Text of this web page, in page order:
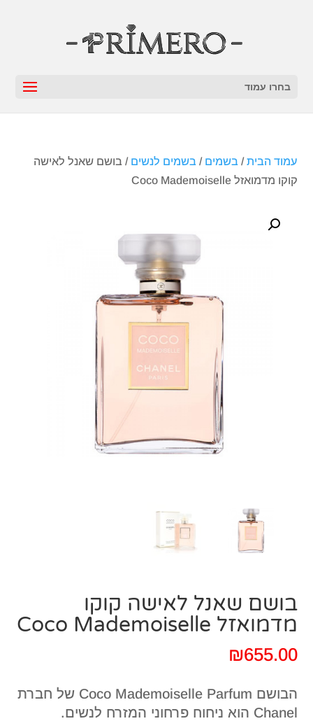
בחרו עמוד
עמוד הבית/בשמים /בשמים לנשים / בושם שאנל לאישה
קוקו מדמואזל Coco Mademoiselle
בושם שאנל לאישה קוקו
מדמואזל Coco Mademoiselle
₪655.00
הבושם Coco Mademoiselle Parfum של חברת
Chanel הוא ניחוח פרחוני המזרח לנשים.